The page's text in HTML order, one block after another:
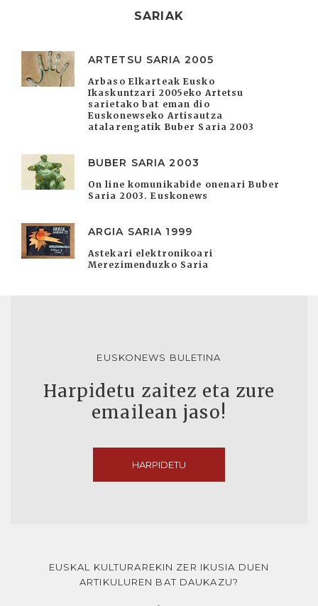
SARIAK
ARTETSU SARIA 2005
Arbaso Elkarteak Eusko
Ikaskuntzari 2005eko Artetsu
sarietako bat eman dio
Euskonewseko Artisautza
atalarengatik Buber Saria 2003
BUBER SARIA 2003
On line komunikabide onenari Buber
Saria 2003. Euskonews
ARGIA SARIA 1999
Astekari elektronikoari
Merezimenduzko Saria
EUSKONEWS BULETINA
Harpidetu zaitez eta zure
emailean jaso!
HARPIDETU
EUSKAL KULTURAREKIN ZER IKUSIA DUEN
ARTIKULUREN BAT DAUKAZU?